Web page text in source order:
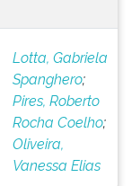
Lotta, Gabriela
Spanghero;
Pires, Roberto
Rocha Coelho;
Oliveira,
Vanessa Elias